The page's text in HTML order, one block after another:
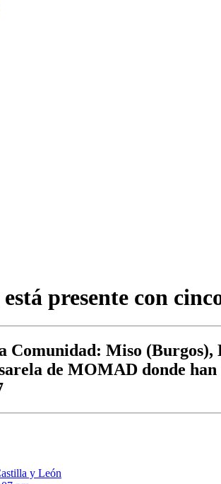
presente con
Comunidad: Miso
de MOMAD donde
y León